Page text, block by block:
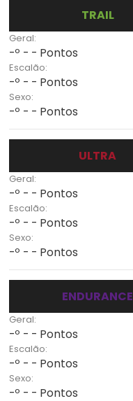
TRAIL
Geral:
-º - - Pontos
Escalão:
-º - - Pontos
Sexo:
-º - - Pontos
ULTRA
Geral:
-º - - Pontos
Escalão:
-º - - Pontos
Sexo:
-º - - Pontos
ENDURANCE
Geral:
-º - - Pontos
Escalão:
-º - - Pontos
Sexo:
-º - - Pontos